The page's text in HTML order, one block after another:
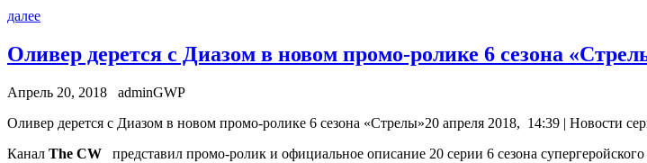
далее
Оливер дерется с Диазом в новом промо-ролике 6 сезона
Апрель 20, 2018
adminGWP
Oливeр дерется с Диазом в новом промо-ролике 6 сезона «Стрелы»20 апреля 2018, 14:39 | Новости
Канал The CW представил промо-ролик и официальное описание 20 серии 6 сезона супергеройского